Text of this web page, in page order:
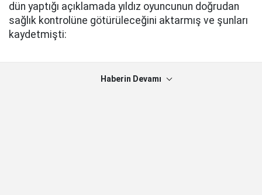
dün yaptığı açıklamada yıldız oyuncunun doğrudan
sağlık kontrolüne götürüleceğini aktarmış ve şunları
kaydetmişti:
Haberin Devamı